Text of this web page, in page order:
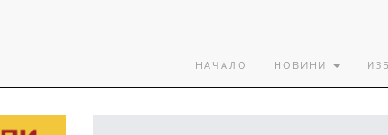
НАЧАЛО НОВИНИ